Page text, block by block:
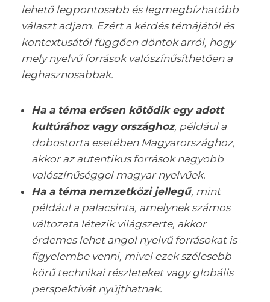
lehető legpontosabb és legmegbízhatóbb
választ adjam. Ezért a kérdés témájától és
kontextusától függően döntök arról, hogy
mely nyelvű források valószínűsíthetően a
leghasznosabbak.
Ha a téma erősen kötődik egy adott
kultúrához vagy országhoz, például a
dobostorta esetében Magyarországhoz,
akkor az autentikus források nagyobb
valószínűséggel magyar nyelvűek.
Ha a téma nemzetközi jellegű, mint
például a palacsinta, amelynek számos
változata létezik világszerte, akkor
érdemes lehet angol nyelvű forrásokat is
figyelembe venni, mivel ezek szélesebb
körű technikai részleteket vagy globális
perspektívát nyújthatnak.